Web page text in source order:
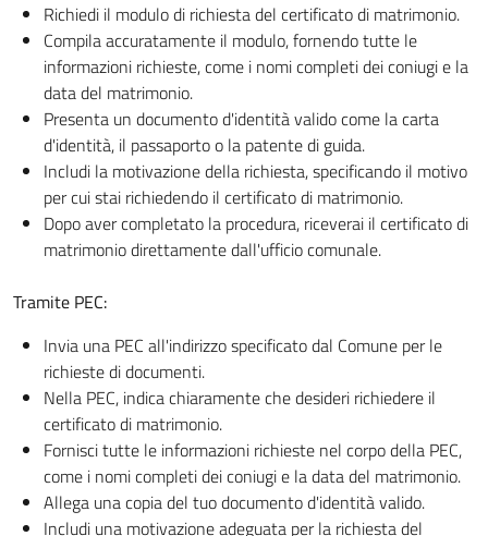
Richiedi il modulo di richiesta del certificato di matrimonio.
Compila accuratamente il modulo, fornendo tutte le
informazioni richieste, come i nomi completi dei coniugi e la
data del matrimonio.
Presenta un documento d'identità valido come la carta
d'identità, il passaporto o la patente di guida.
Includi la motivazione della richiesta, specificando il motivo
per cui stai richiedendo il certificato di matrimonio.
Dopo aver completato la procedura, riceverai il certificato di
matrimonio direttamente dall'ufficio comunale.
Tramite PEC:
Invia una PEC all'indirizzo specificato dal Comune per le
richieste di documenti.
Nella PEC, indica chiaramente che desideri richiedere il
certificato di matrimonio.
Fornisci tutte le informazioni richieste nel corpo della PEC,
come i nomi completi dei coniugi e la data del matrimonio.
Allega una copia del tuo documento d'identità valido.
Includi una motivazione adeguata per la richiesta del